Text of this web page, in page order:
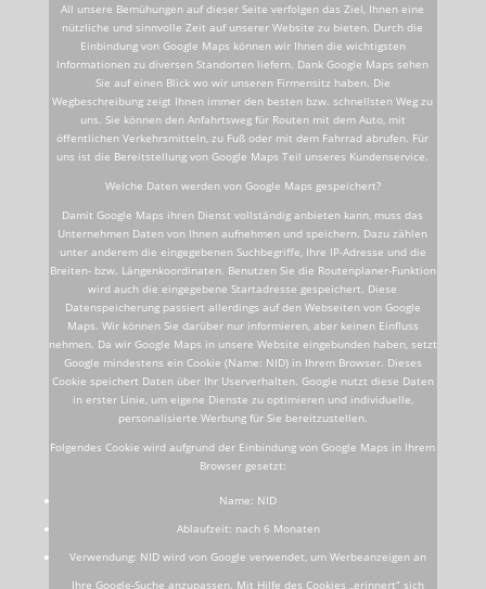
All unsere Bemühungen auf dieser Seite verfolgen das Ziel, Ihnen eine
nützliche und sinnvolle Zeit auf unserer Website zu bieten. Durch die
Einbindung von Google Maps können wir Ihnen die wichtigsten
Informationen zu diversen Standorten liefern. Dank Google Maps sehen
Sie auf einen Blick wo wir unseren Firmensitz haben. Die
Wegbeschreibung zeigt Ihnen immer den besten bzw. schnellsten Weg zu
uns. Sie können den Anfahrtsweg für Routen mit dem Auto, mit
öffentlichen Verkehrsmitteln, zu Fuß oder mit dem Fahrrad abrufen. Für
uns ist die Bereitstellung von Google Maps Teil unseres Kundenservice.
Welche Daten werden von Google Maps gespeichert?
Damit Google Maps ihren Dienst vollständig anbieten kann, muss das
Unternehmen Daten von Ihnen aufnehmen und speichern. Dazu zählen
unter anderem die eingegebenen Suchbegriffe, Ihre IP-Adresse und die
Breiten- bzw. Längenkoordinaten. Benutzen Sie die Routenplaner-Funktion
wird auch die eingegebene Startadresse gespeichert. Diese
Datenspeicherung passiert allerdings auf den Webseiten von Google
Maps. Wir können Sie darüber nur informieren, aber keinen Einfluss
nehmen. Da wir Google Maps in unsere Website eingebunden haben, setzt
Google mindestens ein Cookie (Name: NID) in Ihrem Browser. Dieses
Cookie speichert Daten über Ihr Userverhalten. Google nutzt diese Daten
in erster Linie, um eigene Dienste zu optimieren und individuelle,
personalisierte Werbung für Sie bereitzustellen.
Folgendes Cookie wird aufgrund der Einbindung von Google Maps in Ihrem
Browser gesetzt:
Name: NID
Ablaufzeit: nach 6 Monaten
Verwendung: NID wird von Google verwendet, um Werbeanzeigen an
Ihre Google-Suche anzupassen. Mit Hilfe des Cookies „erinnert“ sich